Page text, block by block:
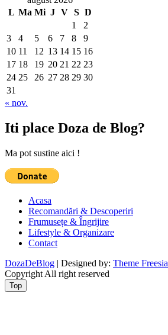
L Ma Mi J V S D
1
2
3
4 5 6 7 8
9
10 11 12 13 14 15 16
17 18 19 20 21 22 23
24 25 26 27 28 29 30
31
« nov.
Iti place Doza de Blog?
Ma pot sustine aici !
Acasa
Recomandări & Descoperiri
Frumusețe & Îngrijire
Lifestyle & Organizare
Contact
DozaDeBlog | Designed by: Theme Freesia
Copyright All right reserved
Top